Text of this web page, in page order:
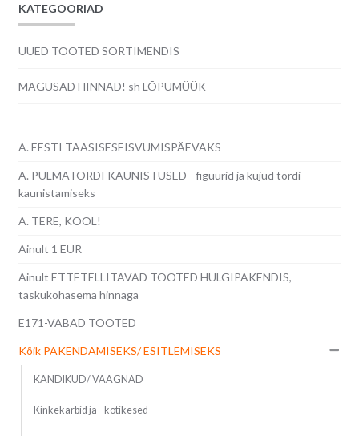
KATEGOORIAD
UUED TOOTED SORTIMENDIS
MAGUSAD HINNAD! sh LÕPUMÜÜK
A. EESTI TAASISESEISVUMISPÄEVAKS
A. PULMATORDI KAUNISTUSED - figuurid ja kujud tordi
kaunistamiseks
A. TERE, KOOL!
Ainult 1 EUR
Ainult ETTETELLITAVAD TOOTED HULGIPAKENDIS,
taskukohasema hinnaga
E171-VABAD TOOTED
Kõik PAKENDAMISEKS/ ESITLEMISEKS
KANDIKUD/ VAAGNAD
Kinkekarbid ja - kotikesed